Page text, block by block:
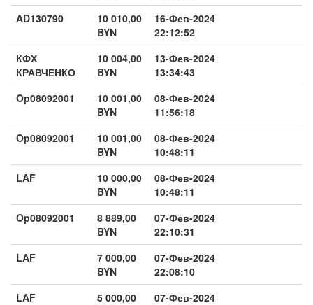
AD130790
10 010,00
BYN
16-Фев-2024
22:12:52
КФХ
КРАВЧЕНКО
10 004,00
BYN
13-Фев-2024
13:34:43
Op08092001
10 001,00
BYN
08-Фев-2024
11:56:18
Op08092001
10 001,00
BYN
08-Фев-2024
10:48:11
LAF
10 000,00
BYN
08-Фев-2024
10:48:11
Op08092001
8 889,00
BYN
07-Фев-2024
22:10:31
LAF
7 000,00
BYN
07-Фев-2024
22:08:10
LAF
5 000,00
07-Фев-2024